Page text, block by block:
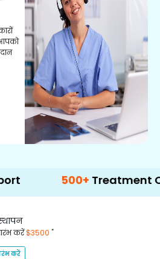
आपको
500+ Treatment Options
करें$3500 *
करें